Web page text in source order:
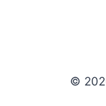
©